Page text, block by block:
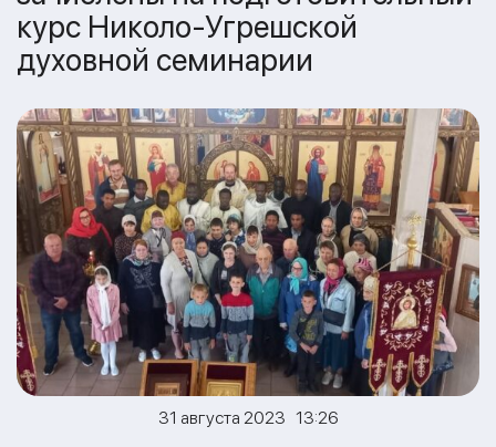
курс Николо-Угрешской
духовной семинарии
31 августа 2023 13:26